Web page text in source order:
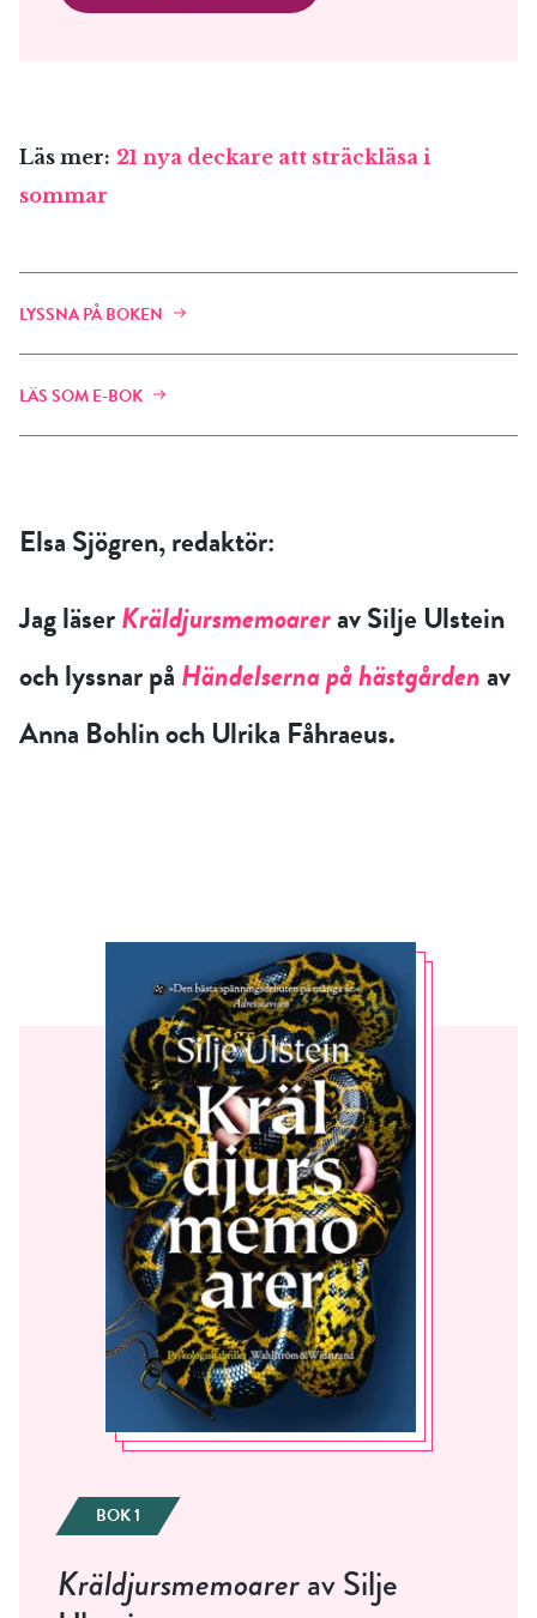
RÖSTA
E-post*
Läs mer: 21 nya deckare att sträckläsa i
sommar
LYSSNA PÅ BOKEN
LÄS SOM E-BOK
Elsa Sjögren, redaktör:
Jag läserKräldjursmemoarerav Silje Ulstein
och lyssnar påHändelserna på hästgårdenav
Anna Bohlin och Ulrika Fåhraeus.
BOK 1
Kräldjursmemoarerav Silje